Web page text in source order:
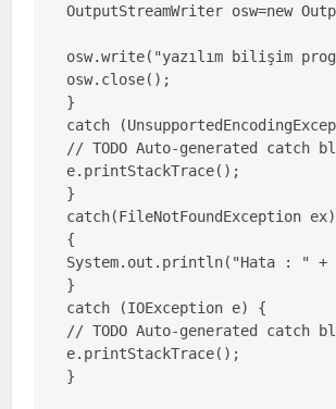
OutputStreamWriter osw=new
osw.write("yazılım bilişim
osw.close();
}
catch
// TODO Auto-generated catch
e.printStackTrace();
}
catch(FileNotFoundException ex)
{
System.out.println("Hata : " +
}
catch (IOException e) {
// TODO Auto-generated catch
e.printStackTrace();
}